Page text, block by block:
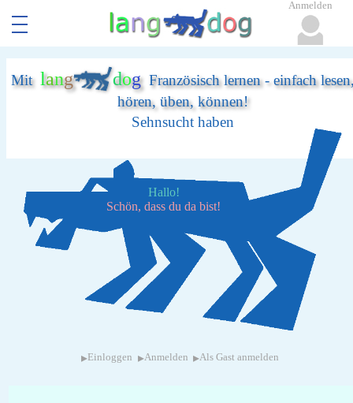
Mit lang dogFranzösisch lernen - einfach
hören, üben, können!
Sehnsucht haben
Hallo!
Schön, dass du da bist!
▸ Einloggen ▸Anmelden ▸Als Gast anmelden
Anmelden